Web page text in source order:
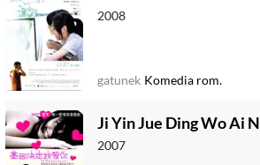
2008
gatunek Komedia rom.
Ji Yin Jue Ding Wo Ai
2007